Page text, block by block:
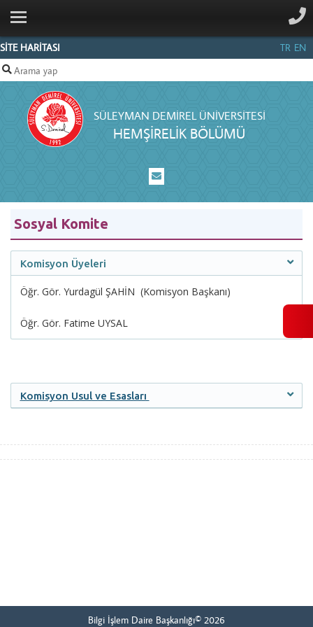
SİTE HARİTASI TR EN
SÜLEYMAN DEMIREL ÜNIVERSITESI
HEMŞİRELİK BÖLÜMÜ
ANA SAYFA
KURUMSAL
PERSONEL
EĞİTİM
AKREDITASYON
Sosyal Komite
Komisyon Üyeleri
Öğr. Gör. Yurdagül ŞAHİN (Komisyon Başkanı)
Öğr. Gör. Fatime UYSAL
Komisyon Usul ve Esasları
Bilgi İşlem Daire Başkanlığı© 2026